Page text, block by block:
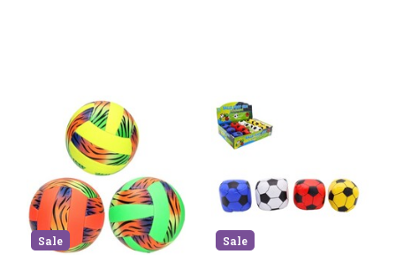
Sale Sale